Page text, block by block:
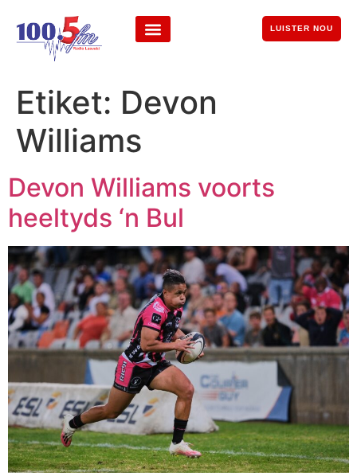
LUISTER NOU
Etiket: Devon
Williams
Devon Williams voorts
heeltyds ‘n Bul